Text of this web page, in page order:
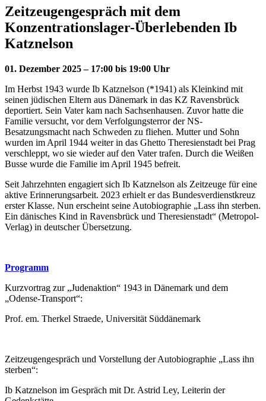
Zeitzeugengespräch mit dem
Konzentrationslager-Überlebenden Ib
Katznelson
01. Dezember 2025 – 17:00 bis 19:00 Uhr
Im Herbst 1943 wurde Ib Katznelson (*1941) als Kleinkind mit
seinen jüdischen Eltern aus Dänemark in das KZ Ravensbrück
deportiert. Sein Vater kam nach Sachsenhausen. Zuvor hatte die
Familie versucht, vor dem Verfolgungsterror der NS-
Besatzungsmacht nach Schweden zu fliehen. Mutter und Sohn
wurden im April 1944 weiter in das Ghetto Theresienstadt bei Prag
verschleppt, wo sie wieder auf den Vater trafen. Durch die Weißen
Busse wurde die Familie im April 1945 befreit.
Seit Jahrzehnten engagiert sich Ib Katznelson als Zeitzeuge für eine
aktive Erinnerungsarbeit. 2023 erhielt er das Bundesverdienstkreuz
erster Klasse. Nun erscheint seine Autobiographie „Lass ihn sterben.
Ein dänisches Kind in Ravensbrück und Theresienstadt“ (Metropol-
Verlag) in deutscher Übersetzung.
Programm
Kurzvortrag zur „Judenaktion“ 1943 in Dänemark und dem
„Odense-Transport“:
Prof. em. Therkel Straede, Universität Süddänemark
Zeitzeugengespräch und Vorstellung der Autobiographie „Lass ihn
sterben“:
Ib Katznelson im Gespräch mit Dr. Astrid Ley, Leiterin der